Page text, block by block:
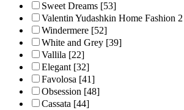
Sweet Dreams [53]
Valentin Yudashkin Home Fashion 2
Windermere [52]
White and Grey [39]
Vallila [22]
Elegant [32]
Favolosa [41]
Obsession [48]
Cassata [44]